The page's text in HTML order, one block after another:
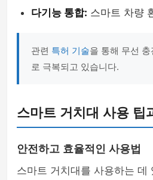
다기능 통합: 스마트 차량
관련 특허 기술을 통해 무선
로 극복되고 있습니다.
스마트 거치대 사용 팁
안전하고 효율적인 사용법
스마트 거치대를 사용하는 데